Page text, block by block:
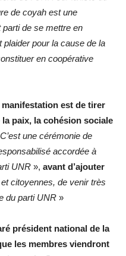
de coyah est une
de se mettre en
plaider pour la cause de la
en coopérative
est de tirer
paix, la cohésion sociale
C’est une cérémonie de
accordée à
UNR », avant d’ajouter
citoyennes, de venir très
du parti UNR »
président national de la
les membres viendront